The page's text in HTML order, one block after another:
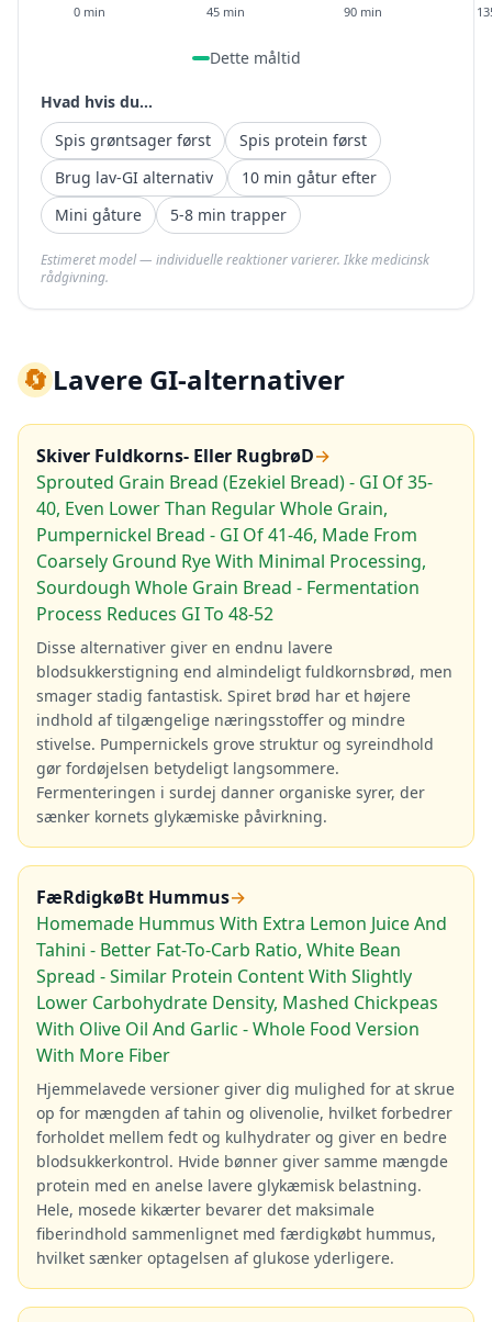
0 min 45 min 90 min
Dette måltid
Hvad hvis du...
Spis grøntsager først
Spis protein først
Brug lav-GI alternativ
10 min gåtur efter
Mini gåture
5-8 min trapper
Estimeret model — individuelle reaktioner varierer. Ikke medicinsk
rådgivning.
🔄Lavere GI-alternativer
Skiver Fuldkorns- Eller RugbrøD→
Sprouted Grain Bread (Ezekiel Bread) - GI Of 35-
40, Even Lower Than Regular Whole Grain,
Pumpernickel Bread - GI Of 41-46, Made From
Coarsely Ground Rye With Minimal Processing,
Sourdough Whole Grain Bread - Fermentation
Process Reduces GI To 48-52
Disse alternativer giver en endnu lavere
blodsukkerstigning end almindeligt fuldkornsbrød, men
smager stadig fantastisk. Spiret brød har et højere
indhold af tilgængelige næringsstoffer og mindre
stivelse. Pumpernickels grove struktur og syreindhold
gør fordøjelsen betydeligt langsommere.
Fermenteringen i surdej danner organiske syrer, der
sænker kornets glykæmiske påvirkning.
FæRdigkøBt Hummus→
Homemade Hummus With Extra Lemon Juice And
Tahini - Better Fat-To-Carb Ratio, White Bean
Spread - Similar Protein Content With Slightly
Lower Carbohydrate Density, Mashed Chickpeas
With Olive Oil And Garlic - Whole Food Version
With More Fiber
Hjemmelavede versioner giver dig mulighed for at skrue
op for mængden af tahin og olivenolie, hvilket forbedrer
forholdet mellem fedt og kulhydrater og giver en bedre
blodsukkerkontrol. Hvide bønner giver samme mængde
protein med en anelse lavere glykæmisk belastning.
Hele, mosede kikærter bevarer det maksimale
fiberindhold sammenlignet med færdigkøbt hummus,
hvilket sænker optagelsen af glukose yderligere.